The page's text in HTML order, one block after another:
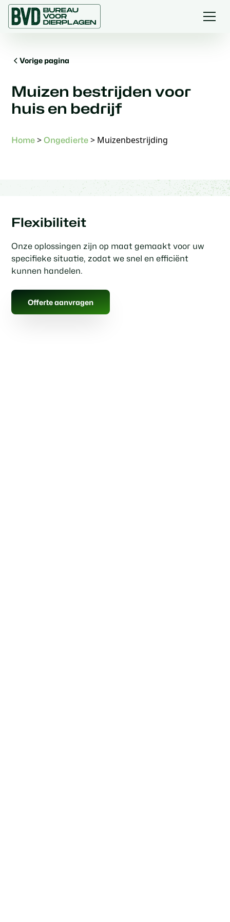
Vorige pagina
Muizen bestrijden voor
huis en bedrijf
Home >Ongedierte > Muizenbestrijding
Flexibiliteit
Onze oplossingen zijn op maat gemaakt voor uw
specifieke situatie, zodat we snel en efficiënt
kunnen handelen.
Offerte aanvragen